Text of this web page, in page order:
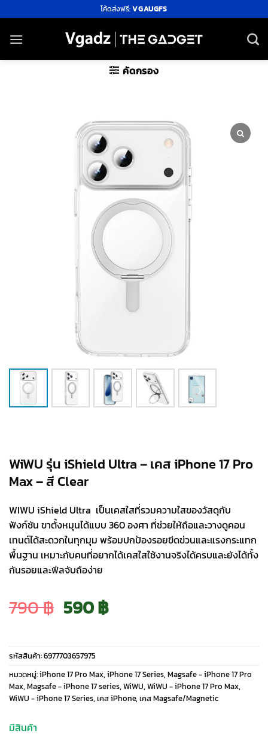
ไป
ยัง
โค้ดส่งฟรี:VGAUGFS
คัดกรอง
WiWU รุ่น iShield Ultra – เคส iPhone 17 Pro
Max – สี Clear
WIWU iShield Ultra เป็นเคสใสที่รวมความใสของวัสดุกับ
ฟังก์ชัน ขาตั้งหมุนได้แบบ 360 องศา ที่ช่วยให้ถือและวางดูคอน
เทนต์ได้สะดวกในทุกมุม พร้อมปกป้องรอยขีดข่วนและแรงกระแทก
พื้นฐาน เหมาะกับคนที่อยากได้เคสใสใช้งานจริงได้ครบและยังได้ทั้ง
กันรอยและฟีลจับถือง่าย
790฿ Original
price
was:
790 ฿.
590฿Current
price
is:
590 ฿.
รหัสสินค้า:6977703657975
หมวดหมู่:iPhone 17 Pro Max, iPhone 17 Series, Magsafe - iPhone 17 Pro
Max, Magsafe - iPhone 17 series, WiWU, WiWU - iPhone 17 Pro Max,
WiWU - iPhone 17 Series, เคส iPhone, เคส Magsafe/Magnetic
มีสินค้า